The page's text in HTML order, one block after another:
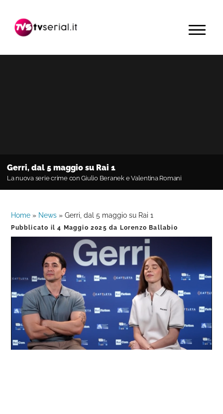
navigazione
contenuto
barra
primaria
MENU
Gerri, dal 5 maggio su Rai 1
La nuova serie crime con Giulio Beranek e Valentina Romani
Home » News »Gerri, dal 5 maggio su Rai 1
Pubblicato il4 Maggio 2025 da Lorenzo Ballabio
Unmute
Loaded:
0%
Progress
:
0%